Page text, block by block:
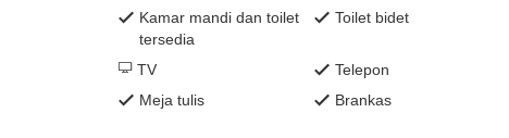
Kamar mandi dan toilet
tersedia
Toilet bidet
TV
Telepon
Meja tulis
Brankas